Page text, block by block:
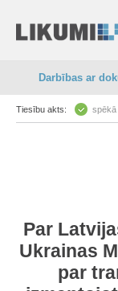
Darbības ar
Tiesību akts: spēkā
Par
Ukrainas
par